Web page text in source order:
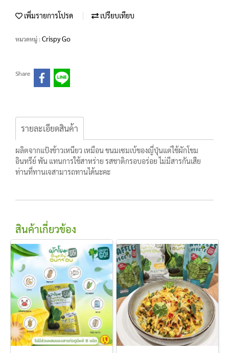
เพิ่มรายการโปรด เปรียบเทียบ
หมวดหมู่ : Crispy Go
Share
รายละเอียดสินค้า
ผลิตจากแป้งข้าวเหนียว เหมือน ขนมเซมเบ้ของญี่ปุ่นแต่ใช้ผักโขม
อินทรีย์ พัน แทนการใช้สาหร่าย รสชาติกรอบอร่อย ไม่มีสารกันเสีย
ท่านที่ทานเจสามารถทานได้นะคะ
สินค้าเกี่ยวข้อง